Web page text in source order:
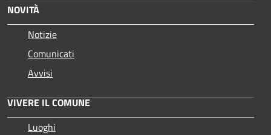
NOVITÀ
Notizie
Comunicati
Avvisi
VIVERE IL COMUNE
Luoghi